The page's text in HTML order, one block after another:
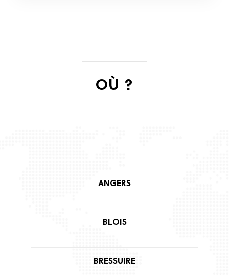
OÙ ?
ANGERS
BLOIS
BRESSUIRE